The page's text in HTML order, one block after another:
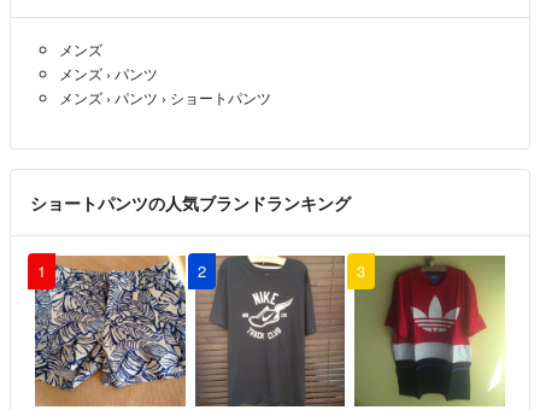
メンズ
メンズ › パンツ
メンズ › パンツ › ショートパンツ
ショートパンツの人気ブランドランキング
1 2 3